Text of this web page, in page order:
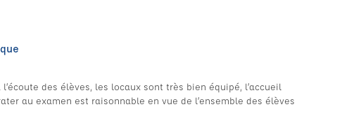
des élèves, les locaux sont très bien équipé, l’accueil
au examen est raisonnable en vue de l’ensemble des élèves